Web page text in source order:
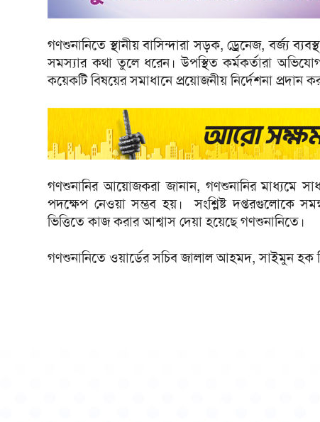
গণশুনানিতে স্থানীয় বাসিন্দারা সড়ক, ড্রেনেজ, বর্জ্য
সমস্যার কথা তুলে ধরেন। উপস্থিত কর্মকর্তারা
কয়েকটি বিষয়ের সমাধানে প্রয়োজনীয় নির্দেশনা প্রদান
গণশুনানির আয়োজকরা জানান, গণশুনানির মাধ্যমে
পদক্ষেপ নেওয়া সম্ভব হয়। সংশ্লিষ্ট দপ্তরগুলোকে
ভিত্তিতে কাজ করার আশ্বাস দেয়া হয়েছে গণশুনানিতে।
গণশুনানিতে ওয়ার্ডের সচিব জালাল আহমদ, সাইমুন হক